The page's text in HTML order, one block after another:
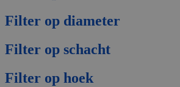
Filter op diameter
Filter op schacht
Filter op hoek